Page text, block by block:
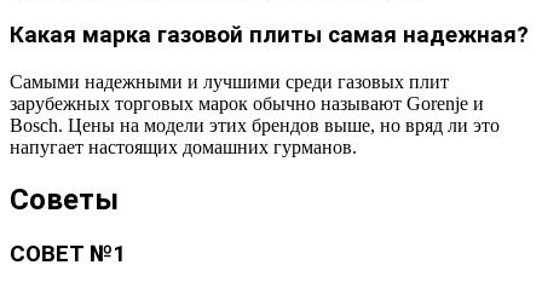
Какая марка газовой плиты самая надежная?
Самыми надежными и лучшими среди газовых плит
зарубежных торговых марок обычно называют Gorenje и
Bosch. Цены на модели этих брендов выше, но вряд ли это
напугает настоящих домашних гурманов.
Советы
СОВЕТ №1